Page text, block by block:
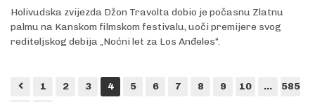
Holivudska zvijezda Džon Travolta dobio je počasnu Zlatnu
palmu na Kanskom filmskom festivalu, uoči premijere svog
rediteljskog debija „Noćni let za Los Anđeles“.
1 2 3 4 5 6 7 8 9 10 ...
585